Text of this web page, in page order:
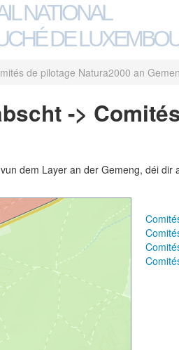
NATIONAL
DE
de pilotage Natura2000 an
->
dem Layer an der Gemeng, déi